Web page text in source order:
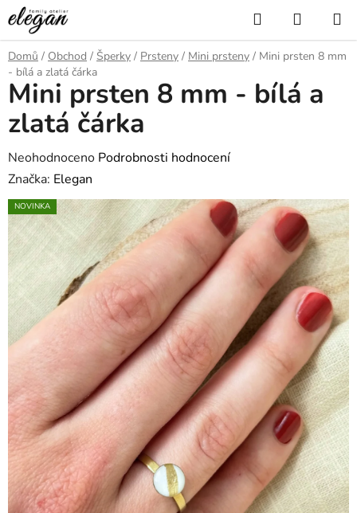
Přejít
na
obsah
Hledat
KOŠÍK
Domů / Obchod / Šperky / Prsteny / Mini prsteny / Mini prsten 8 mm
- bílá a zlatá čárka
Mini prsten 8 mm - bílá a
zlatá čárka
Průměrné
hodnocení
produktu
je
0,0
z
5
hvězdiček.
Neohodnoceno Podrobnosti hodnocení
Značka: Elegan
NOVINKA